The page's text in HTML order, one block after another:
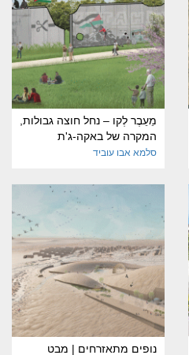
מֵעֵבֶר לְקו – נחל חוצה גבולות,
המקרה של באקה-ג'ת
סלמא אבו עוביד
נופים מתאזרחים | מבט